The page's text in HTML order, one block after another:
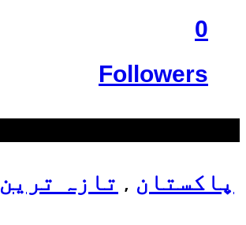
0
Followers
پاکستان , تازہ ترین